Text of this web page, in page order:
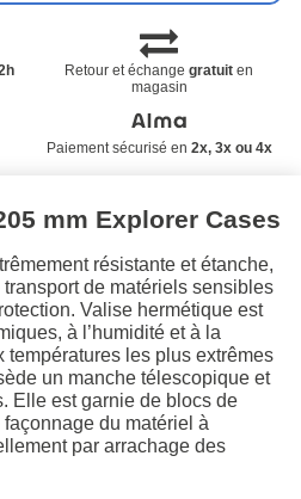
Retour et échangegratuit en
magasin
Paiement sécurisé en 2x, 3x ou 4x
mm Explorer Cases
résistante et étanche,
de matériels sensibles
Valise hermétique est
à l’humidité et à la
températures les plus extrêmes
un manche télescopique et
Elle est garnie de blocs de
du matériel à
par arrachage des